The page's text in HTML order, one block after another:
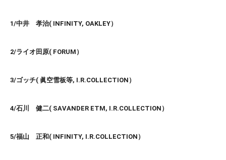
1/中井 孝治( INFINITY, OAKLEY）
2/ライオ田原( FORUM）
3/ゴッチ( 眞空雪板等, I.R.COLLECTION）
4/石川 健二( SAVANDER ETM, I.R.COLLECTION）
5/福山 正和( INFINITY, I.R.COLLECTION）